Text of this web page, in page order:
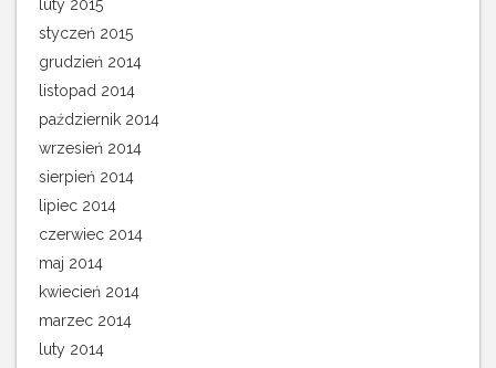
luty 2015
styczeń 2015
grudzień 2014
listopad 2014
październik 2014
wrzesień 2014
sierpień 2014
lipiec 2014
czerwiec 2014
maj 2014
kwiecień 2014
marzec 2014
luty 2014